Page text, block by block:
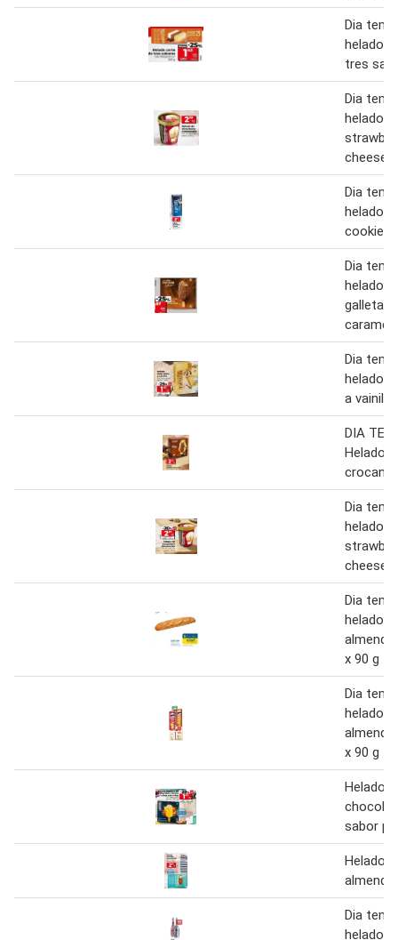
Dia
helado
tres
Dia
helado
Dia
helado
cookies
Dia
helado
galleta
Dia
helado
a vainilla
DIA
Helado
Dia
helado
Dia
helado
x 90 g
Dia
helado
x 90 g
Helado
sabor
Helado
Dia
helado